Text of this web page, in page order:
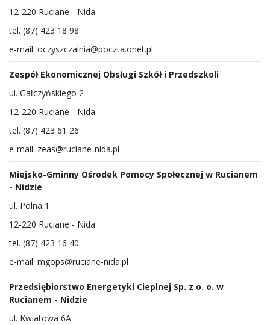
12-220 Ruciane - Nida
tel. (87) 423 18 98
e-mail: oczyszczalnia@poczta.onet.pl
Zespół Ekonomicznej Obsługi Szkół i Przedszkoli
ul. Gałczyńskiego 2
12-220 Ruciane - Nida
tel. (87) 423 61 26
e-mail: zeas@ruciane-nida.pl
Miejsko-Gminny Ośrodek Pomocy Społecznej w Rucianem
- Nidzie
ul. Polna 1
12-220 Ruciane - Nida
tel. (87) 423 16 40
e-mail: mgops@ruciane-nida.pl
Przedsiębiorstwo Energetyki Cieplnej Sp. z o. o. w
Rucianem - Nidzie
ul. Kwiatowa 6A